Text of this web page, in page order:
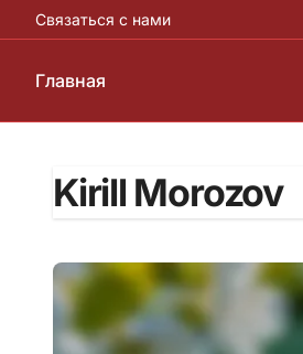
Связаться с нами
Главная
contentKirill Morozov